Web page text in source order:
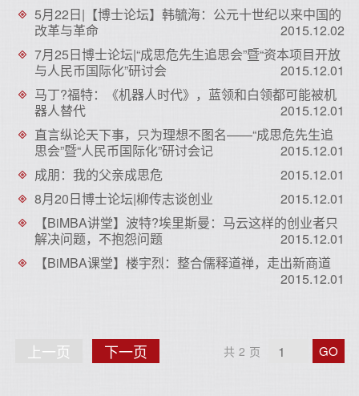
5月22日|【博士论坛】韩毓海：公元十世纪以来中国的
改革与革命
2015.12.02
7月25日博士论坛|“成思危先生追思会”暨“资本项目开放
与人民币国际化”研讨会
2015.12.01
马丁?福特：《机器人时代》，蓝领和白领都可能被机
器人替代
2015.12.01
直言纵论天下事，只为理想不图名——“成思危先生追
思会”暨“人民币国际化”研讨会记
2015.12.01
成朋：我的父亲成思危
2015.12.01
8月20日博士论坛|柳传志谈创业
2015.12.01
【BiMBA讲堂】波特?埃里斯曼：马云这样的创业者只
解决问题，不抱怨问题
2015.12.01
【BiMBA课堂】楼宇烈：整合儒释道禅，走出新商道
2015.12.01
上一页 下一页
一
共 2 页 GO